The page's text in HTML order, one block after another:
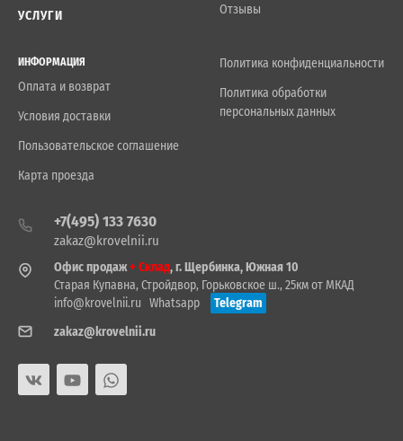
УСЛУГИ
Отзывы
ИНФОРМАЦИЯ
Оплата и возврат
Условия доставки
Пользовательское соглашение
Карта проезда
Политика конфиденциальности
Политика обработки
персональных данных
+7(495) 133 7630
zakaz@krovelnii.ru
Офис продаж+ Склад, г. Щербинка, Южная 10
Старая Купавна, Стройдвор, Горьковское ш., 25км от МКАД
info@krovelnii.ru Whatsapp
Telegram
zakaz@krovelnii.ru